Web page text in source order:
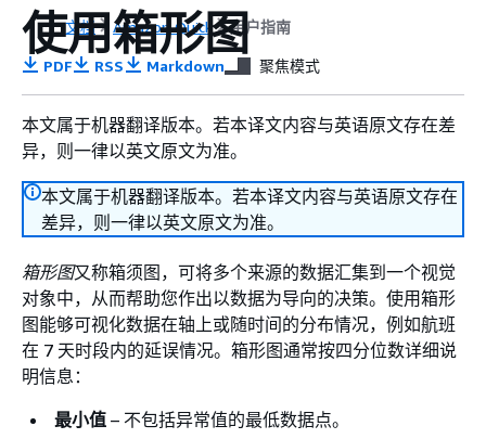
文档 Amazon Quick 用户指南
使用箱形图
PDF RSS Markdown 聚焦模式
本文属于机器翻译版本。若本译文内容与英语原文存在差
异，则一律以英文原文为准。
本文属于机器翻译版本。若本译文内容与英语原文存在
差异，则一律以英文原文为准。
箱形图又称箱须图，可将多个来源的数据汇集到一个视觉
对象中，从而帮助您作出以数据为导向的决策。使用箱形
图能够可视化数据在轴上或随时间的分布情况，例如航班
在 7 天时段内的延误情况。箱形图通常按四分位数详细说
明信息：
最小值 – 不包括异常值的最低数据点。